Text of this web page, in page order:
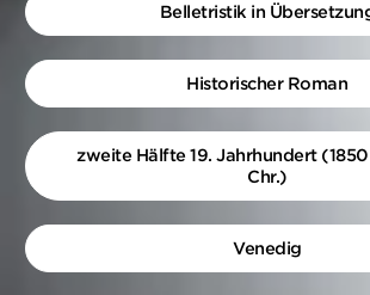
Belletristik in
Historischer Roman
zweite Hälfte 19. Jahrhundert (1850
Chr.)
Venedig